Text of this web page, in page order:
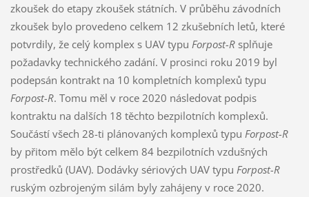
zkoušek do etapy zkoušek státních. V průběhu závodních
zkoušek bylo provedeno celkem 12 zkušebních letů, které
potvrdily, že celý komplex s UAV typu Forpost-Rsplňuje
požadavky technického zadání. V prosinci roku 2019 byl
podepsán kontrakt na 10 kompletních komplexů typu
Forpost-R. Tomu měl v roce 2020 následovat podpis
kontraktu na dalších 18 těchto bezpilotních komplexů.
Součástí všech 28-ti plánovaných komplexů typu Forpost-R
by přitom mělo být celkem 84 bezpilotních vzdušných
prostředků (UAV). Dodávky sériových UAV typu Forpost-R
ruským ozbrojeným silám byly zahájeny v roce 2020.